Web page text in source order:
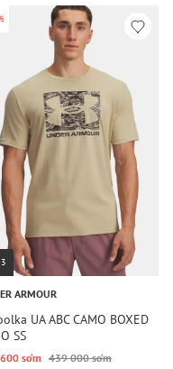
ARMOUR
UA ABC CAMO BOXED
SS
so‘m 439 000 so‘m